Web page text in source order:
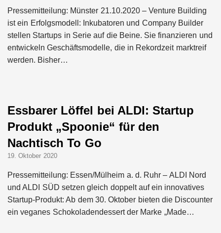
Pressemitteilung: Münster 21.10.2020 – Venture Building
ist ein Erfolgsmodell: Inkubatoren und Company Builder
stellen Startups in Serie auf die Beine. Sie finanzieren und
entwickeln Geschäftsmodelle, die in Rekordzeit marktreif
werden. Bisher…
Essbarer Löffel bei ALDI: Startup
Produkt „Spoonie“ für den
Nachtisch To Go
19. Oktober 2020
Pressemitteilung: Essen/Mülheim a. d. Ruhr – ALDI Nord
und ALDI SÜD setzen gleich doppelt auf ein innovatives
Startup-Produkt: Ab dem 30. Oktober bieten die Discounter
ein veganes Schokoladendessert der Marke „Made…